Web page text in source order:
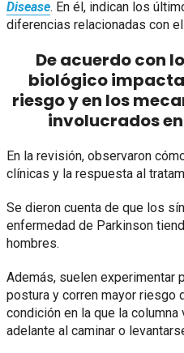
Disease. En él, indican los
diferencias relacionadas con
De acuerdo con
biológico
riesgo y en los
involucrados
En la revisión, observaron
clínicas y la respuesta al
Se dieron cuenta de que los
enfermedad de Parkinson
hombres.
Además, suelen experimentar
postura y corren mayor riesgo
condición en la que la
adelante al caminar o